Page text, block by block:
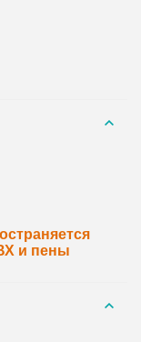
и пены